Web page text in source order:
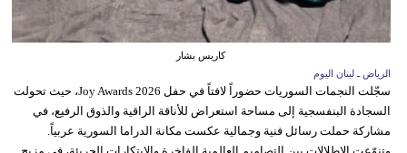
كاريس بشار
الرياض ـ لبنان اليوم
سجّلت النجمات السوريات حضوراً لافتاً في حفل Joy Awards 2026، حيث تحولت
السجادة البنفسجية إلى مساحة استعراض للأناقة الراقية والذوق الرفيع، في
مشاركة حملت رسائل فنية وجمالية عكست مكانة الدراما السورية عربياً.